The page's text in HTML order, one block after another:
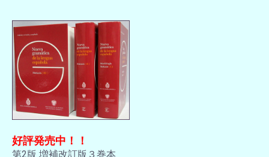
好評発売中！！
第2版 増補改訂版３巻本